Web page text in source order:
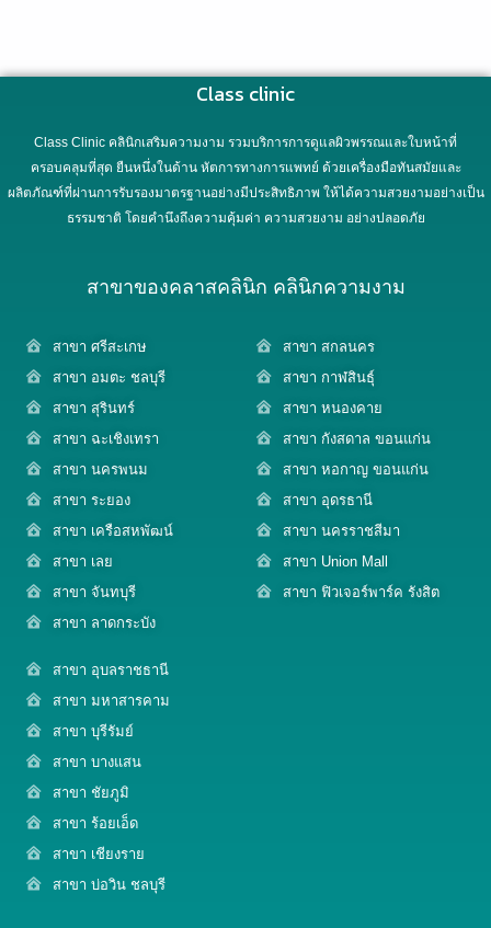
Class clinic
Class Clinic คลินิกเสริมความงาม รวมบริการการดูแลผิวพรรณและใบหน้าที่
ครอบคลุมที่สุด ยืนหนึ่งในด้าน หัตการทางการแพทย์ ด้วยเครื่องมือทันสมัยและ
ผลิตภัณฑ์ที่ผ่านการรับรองมาตรฐานอย่างมีประสิทธิภาพ ให้ได้ความสวยงามอย่างเป็น
ธรรมชาติ โดยคำนึงถึงความคุ้มค่า ความสวยงาม อย่างปลอดภัย
สาขาของคลาสคลินิก คลินิกความงาม
สาขา ศรีสะเกษ
สาขา อมตะ ชลบุรี
สาขา สุรินทร์
สาขา ฉะเชิงเทรา
สาขา นครพนม
สาขา ระยอง
สาขา เครือสหพัฒน์
สาขา เลย
สาขา จันทบุรี
สาขา ลาดกระบัง
สาขา สกลนคร
สาขา กาฬสินธุ์
สาขา หนองคาย
สาขา กังสดาล ขอนแก่น
สาขา หอกาญ ขอนแก่น
สาขา อุดรธานี
สาขา นครราชสีมา
สาขา Union Mall
สาขา ฟิวเจอร์พาร์ค รังสิต
สาขา อุบลราชธานี
สาขา มหาสารคาม
สาขา บุรีรัมย์
สาขา บางแสน
สาขา ชัยภูมิ
สาขา ร้อยเอ็ด
สาขา เชียงราย
สาขา บ่อวิน ชลบุรี